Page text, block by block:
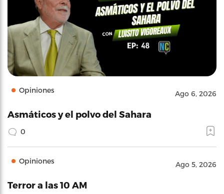
Opiniones Ago 6, 2026
Asmáticos y el polvo del Sahara
0
Opiniones Ago 5, 2026
Terror a las 10 AM